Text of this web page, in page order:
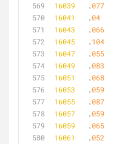
16039
	.
077
16041
	.
04
16043
	.
066
16045
	.
104
16047
	.
055
16049
	.
083
16051
	.
068
16053
	.
059
16055
	.
087
16057
	.
059
16059
	.
065
16061
	.
052